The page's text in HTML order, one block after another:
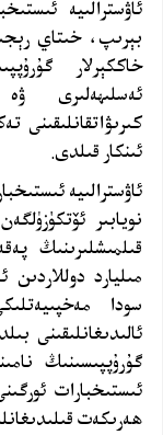
ئاۋسترالىيە
بېرىپ، خىتاي
خاككېرلار
ئەسلىھەلىرى
كىرىۋاتقانلىقىنى
ئىنكار قىلدى.
نويابىر
مىليارد
سودا
ئالىدىغانلىقىنى
گۇرۇپپىسىنىڭ
ئىستىخبارات
ھەرىكەت